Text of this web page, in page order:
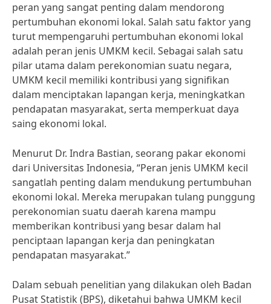
peran yang sangat penting dalam mendorong
pertumbuhan ekonomi lokal. Salah satu faktor yang
turut mempengaruhi pertumbuhan ekonomi lokal
adalah peran jenis UMKM kecil. Sebagai salah satu
pilar utama dalam perekonomian suatu negara,
UMKM kecil memiliki kontribusi yang signifikan
dalam menciptakan lapangan kerja, meningkatkan
pendapatan masyarakat, serta memperkuat daya
saing ekonomi lokal.
Menurut Dr. Indra Bastian, seorang pakar ekonomi
dari Universitas Indonesia, “Peran jenis UMKM kecil
sangatlah penting dalam mendukung pertumbuhan
ekonomi lokal. Mereka merupakan tulang punggung
perekonomian suatu daerah karena mampu
memberikan kontribusi yang besar dalam hal
penciptaan lapangan kerja dan peningkatan
pendapatan masyarakat.”
Dalam sebuah penelitian yang dilakukan oleh Badan
Pusat Statistik (BPS), diketahui bahwa UMKM kecil